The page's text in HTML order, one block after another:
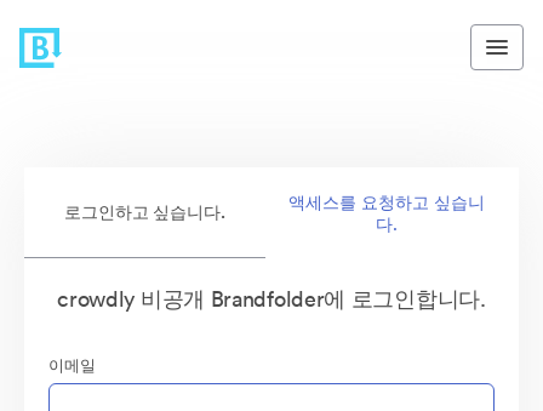
로그인하고 싶습니다.
액세스를 요청하고 싶습니
다.
crowdly 비공개 Brandfolder에 로그인합니다.
이메일